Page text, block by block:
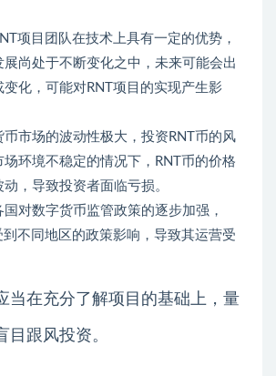
项目团队在技术上具有一定的优势，
尚处于不断变化之中，未来可能会出
化，可能对RNT项目的实现产生影
市场的波动性极大，投资RNT币的风
场环境不稳定的情况下，RNT币的价格
，导致投资者面临亏损。
对数字货币监管政策的逐步加强，
到不同地区的政策影响，导致其运营受
当在充分了解项目的基础上，量
目跟风投资。